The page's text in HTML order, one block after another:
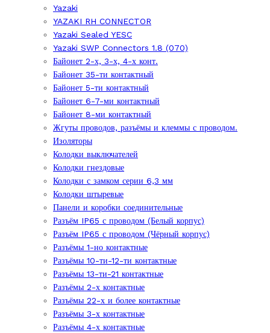
Yazaki
YAZAKI RH CONNECTOR
Yazaki Sealed YESC
Yazaki SWP Connectors 1.8 (070)
Байонет 2-х, 3-х, 4-х конт.
Байонет 35-ти контактный
Байонет 5-ти контактный
Байонет 6-7-ми контактный
Байонет 8-ми контактный
Жгуты проводов, разъёмы и клеммы с проводом.
Изоляторы
Колодки выключателей
Колодки гнездовые
Колодки с замком серии 6,3 мм
Колодки штыревые
Панели и коробки соединительные
Разъём IP65 с проводом (Белый корпус)
Разъём IP65 с проводом (Чёрный корпус)
Разъёмы 1-но контактные
Разъёмы 10-ти-12-ти контактные
Разъёмы 13-ти-21 контактные
Разъёмы 2-х контактные
Разъёмы 22-х и более контактные
Разъёмы 3-х контактные
Разъёмы 4-х контактные